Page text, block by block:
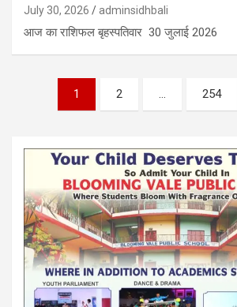
July 30, 2026 adminsidhbali
आज का राशिफल बृहस्पतिवार 30 जुलाई 2026
pagination
1 2 … 254